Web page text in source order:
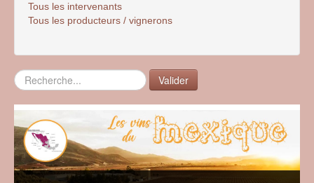
Tous les intervenants
Tous les producteurs / vignerons
Rechercher Valider